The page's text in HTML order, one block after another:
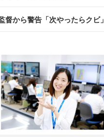
から警告「次やったらクビ」